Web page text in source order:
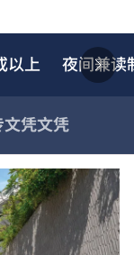
以上 夜间兼读
文凭文凭